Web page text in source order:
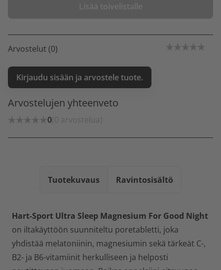
Lisää toivelistalle
Arvostelut (0)
Kirjaudu sisään ja arvostele tuote.
Arvostelujen yhteenveto
0(0 arvostelua)
Tuotekuvaus Ravintosisältö
Hart-Sport Ultra Sleep Magnesium For Good Night
on iltakäyttöön suunniteltu poretabletti, joka
yhdistää melatoniinin, magnesiumin sekä tärkeät C-,
B2- ja B6-vitamiinit herkulliseen ja helposti